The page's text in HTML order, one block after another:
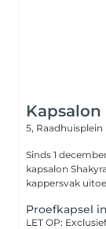
Kapsalon
5, Raadhuisplein
Sinds 1
kapsalon
Proefkapsel
LET OP: